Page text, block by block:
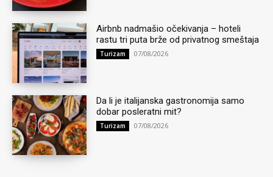
Airbnb nadmašio očekivanja – hoteli
rastu tri puta brže od privatnog smeštaja
Turizam 07/08/2026
Da li je italijanska gastronomija samo
dobar posleratni mit?
Turizam 07/08/2026